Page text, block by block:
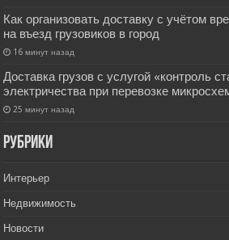
Как организовать доставку с учётом
на въезд грузовиков в город
16 минут назад
Доставка грузов с услугой «контроль
электричества при перевозке
25 минут назад
РУбрики
Интерьер
Недвижимость
Новости